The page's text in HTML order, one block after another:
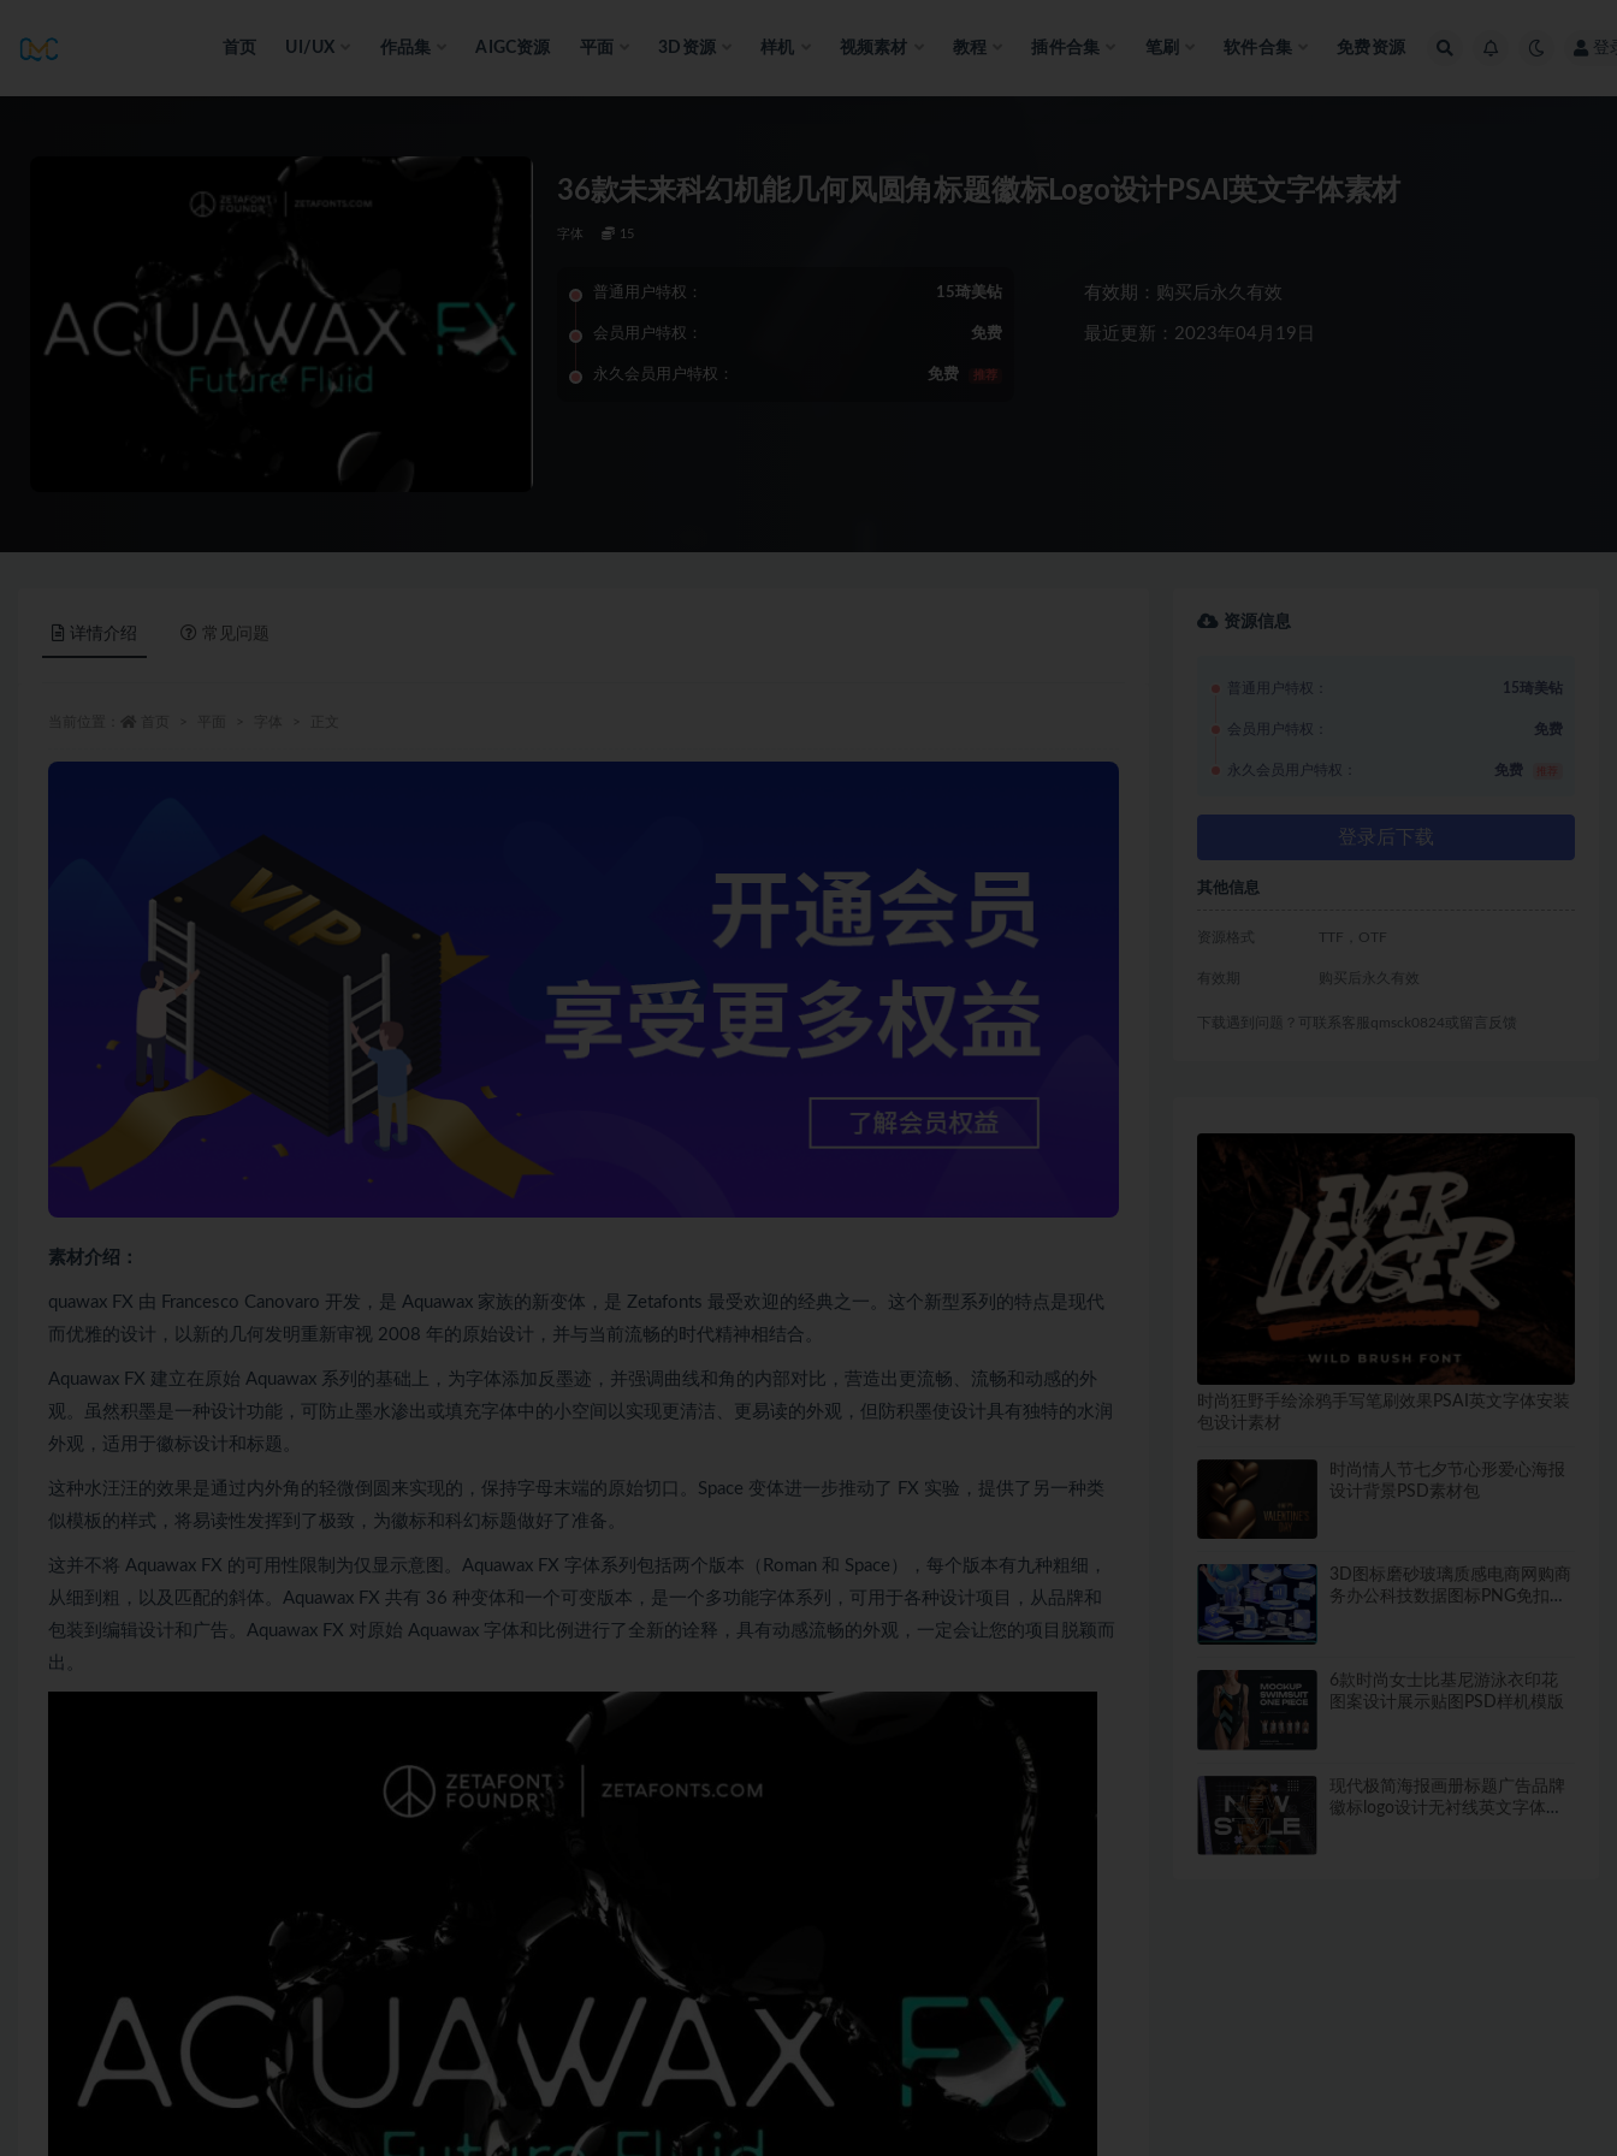
首页 UI/UX 作品集 AIGC资源 平面 3D资源 样机 视频素材 教程 插件合集 笔刷 软件合集 免费资源 登
36款未来科幻机能几何风圆角标题徽标Logo设计PSAI英文字体素材
字体 15
普通用户特权： 15琦美钻
会员用户特权： 免费
永久会员用户特权： 免费 推荐
有效期：购买后永久有效
最近更新：2023年04月19日
详情介绍 常见问题
素材介绍：
quawax FX 由 Francesco Canovaro 开发，是 Aquawax 家族的新变体，是 Zetafonts 最受欢迎的经典之一。这个新型系列的特点是现代
而优雅的设计，以新的几何发明重新审视 2008 年的原始设计，并与当前流畅的时代精神相结合。
Aquawax FX 建立在原始 Aquawax 系列的基础上，为字体添加反墨迹，并强调曲线和角的内部对比，营造出更流畅、流畅和动感的外
观。虽然积墨是一种设计功能，可防止墨水渗出或填充字体中的小空间以实现更清洁、更易读的外观，但防积墨使设计具有独特的水润
外观，适用于徽标设计和标题。
这种水汪汪的效果是通过内外角的轻微倒圆来实现的，保持字母末端的原始切口。Space 变体进一步推动了 FX 实验，提供了另一种类
似模板的样式，将易读性发挥到了极致，为徽标和科幻标题做好了准备。
这并不将 Aquawax FX 的可用性限制为仅显示意图。Aquawax FX 字体系列包括两个版本（Roman 和 Space），每个版本有九种粗细，
从细到粗，以及匹配的斜体。Aquawax FX 共有 36 种变体和一个可变版本，是一个多功能字体系列，可用于各种设计项目，从品牌和
包装到编辑设计和广告。Aquawax FX 对原始 Aquawax 字体和比例进行了全新的诠释，具有动感流畅的外观，一定会让您的项目脱颖而
出。
资源信息
普通用户特权： 15琦美钻
会员用户特权： 免费
永久会员用户特权： 免费
登录后下载
其他信息
资源格式 TTF，OTF
有效期 购买后永久有效
下载遇到问题？可联系客服qmsck0824或留言反馈
时尚狂野手绘涂鸦手写笔刷效果PSAI英文字体安装
包设计素材
时尚情人节七夕节心形爱心海报
设计背景PSD素材包
3D图标磨砂玻璃质感电商网购商
务办公科技数据图标PNG免扣素
6款时尚女士比基尼游泳衣印花
图案设计展示贴图PSD样机模版
现代极简海报画册标题广告品牌
徽标logo设计无衬线英文字体